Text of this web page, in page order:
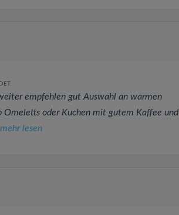
empfehlen gut Auswahl an warmen
Omeletts oder Kuchen mit gutem Kaffee und
mehr lesen